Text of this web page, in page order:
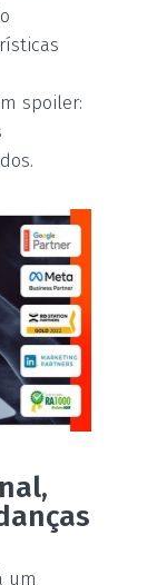
spoiler:
um